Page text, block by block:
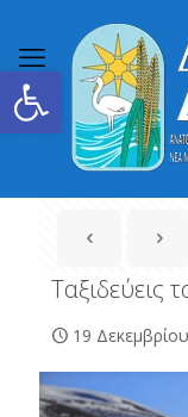
Ανοίξτε τη γραμμή
Ταξιδεύεις
19